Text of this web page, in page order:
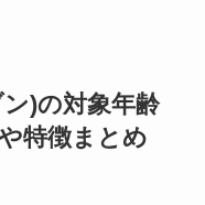
)の対象年齢
特徴まとめ